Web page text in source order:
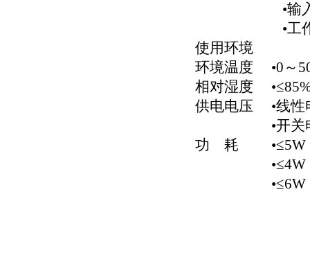
•输入超／
•工作异
使用环境
环境温度 •0～
相对湿度
供电电压 •线性
•开关电源
功 耗 •≤5W（
•≤4W（AC /
•≤6W（AC/